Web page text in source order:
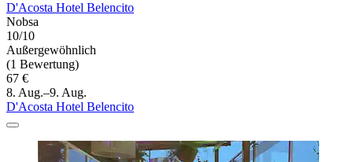
D'Acosta Hotel Belencito
Nobsa
10/10
Außergewöhnlich
(1 Bewertung)
67 €
8. Aug.–9. Aug.
D'Acosta Hotel Belencito